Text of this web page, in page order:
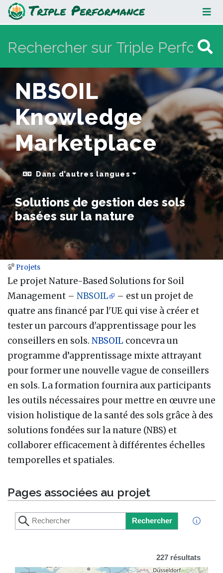
NBSOIL Knowledge Marketplace
NBSOIL
Knowledge
Marketplace
Dans d’autres langues
Solutions de gestion des sols
basées sur la nature
Aller à :navigation
Projets
Le projet Nature-Based Solutions for Soil
Management – NBSOIL
– est un projet de
quatre ans financé par l'UE qui vise à créer et
tester un parcours d'apprentissage pour les
conseillers en sols. NBSOIL concevra un
programme d’apprentissage mixte attrayant
pour former une nouvelle vague de conseillers
en sols. La formation fournira aux participants
les outils nécessaires pour mettre en œuvre une
vision holistique de la santé des sols grâce à des
solutions fondées sur la nature (NBS) et
collaborer efficacement à différentes échelles
temporelles et spatiales.
Pages associées au projet
Rechercher
227 résultats